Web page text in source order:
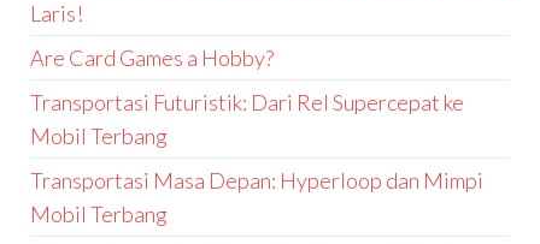
Laris!
Are Card Games a Hobby?
Transportasi Futuristik: Dari Rel Supercepat ke
Mobil Terbang
Transportasi Masa Depan: Hyperloop dan Mimpi
Mobil Terbang